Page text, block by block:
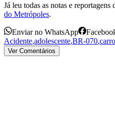
Já leu todas as notas e reportagens
do Metrópoles.
Enviar no WhatsApp
Acidente,adolescente,BR-070,carro
Ver Comentários